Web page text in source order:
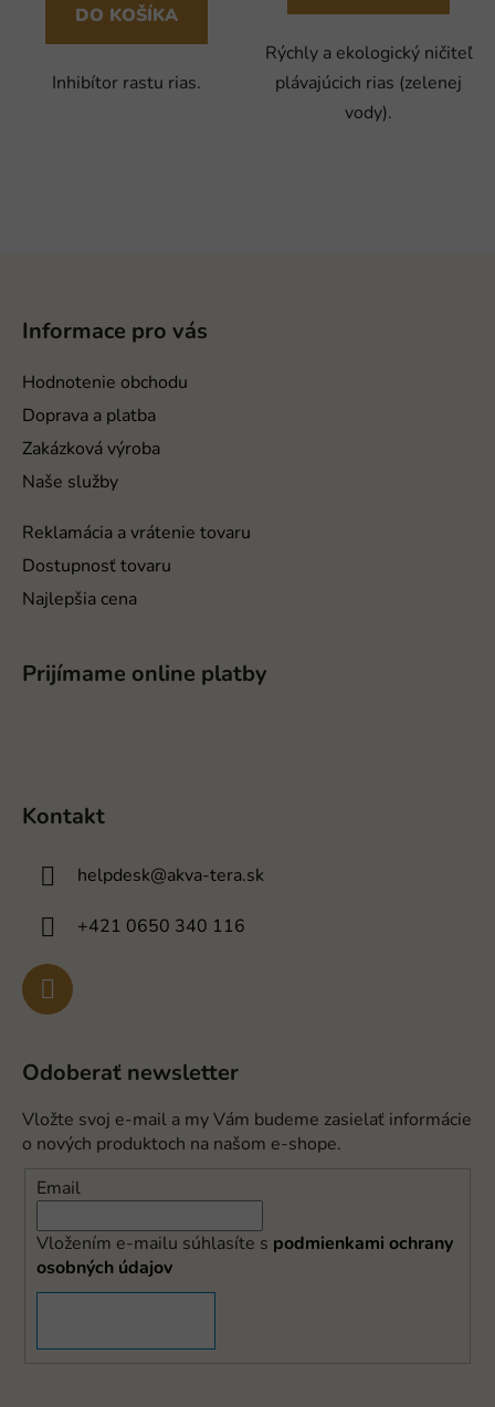
DO KOŠÍKA
Inhibítor rastu rias.
Rýchly a ekologický ničiteľ
plávajúcich rias (zelenej
vody).
Informace pro vás
Hodnotenie obchodu
Doprava a platba
Zakázková výroba
Naše služby
Reklamácia a vrátenie tovaru
Dostupnosť tovaru
Najlepšia cena
Prijímame online platby
Kontakt
helpdesk@akva-tera.sk
+421 0650 340 116
Odoberať newsletter
Vložte svoj e-mail a my Vám budeme zasielať informácie
o nových produktoch na našom e-shope.
Email
Vložením e-mailu súhlasíte s podmienkami ochrany
osobných údajov